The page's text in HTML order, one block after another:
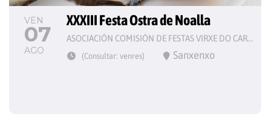
VEN
07
AGO
XXXIII Festa Ostra de Noalla
ASOCIACIÓN COMISIÓN DE FESTAS VIRXE DO CARME
(Consultar: venres) Sanxenxo